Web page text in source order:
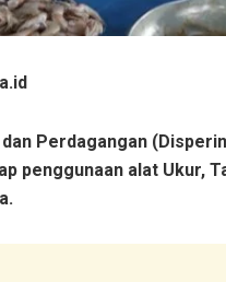
Perdagangan
penggunaan alat Ukur,